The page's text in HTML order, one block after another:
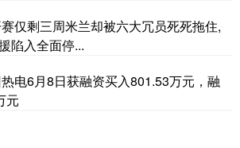
仅剩三周米兰却被六大冗员死死拖住,
陷入全面停...
电6月8日获融资买入801.53万元，融
元